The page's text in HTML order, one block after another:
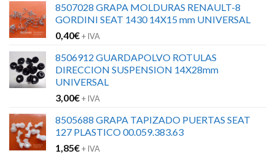
8507028 GRAPA MOLDURAS RENAULT-8
GORDINI SEAT 1430 14X15 mm UNIVERSAL
0,40€+ IVA
8506912 GUARDAPOLVO ROTULAS
DIRECCION SUSPENSION 14X28mm
UNIVERSAL
3,00€+ IVA
8505688 GRAPA TAPIZADO PUERTAS SEAT
127 PLASTICO 00.059.383.63
1,85€+ IVA